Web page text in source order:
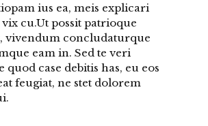
ius ea, meis explicari
cu.Ut possit patrioque
vivendum concludaturque
eam in. Sed te veri
quod case debitis has, eu eos
feugiat, ne stet dolorem